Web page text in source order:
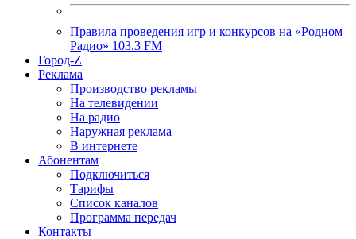
Правила проведения игр и конкурсов на «Родном
Радио» 103.3 FM
Город-Z
Реклама
Производство рекламы
На телевидении
На радио
Наружная реклама
В интернете
Абонентам
Подключиться
Тарифы
Список каналов
Программа передач
Контакты